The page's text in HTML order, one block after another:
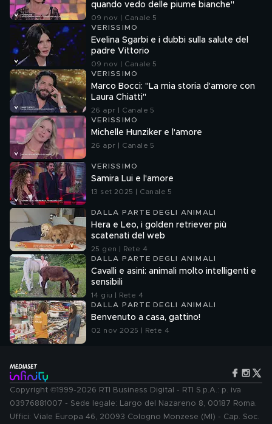
quando vedo delle piume bianche"
09 nov | Canale 5
VERISSIMO
Evelina Sgarbi e i dubbi sulla salute del
padre Vittorio
09 nov | Canale 5
VERISSIMO
Marco Bocci: "La mia storia d'amore con
Laura Chiatti"
26 apr | Canale 5
VERISSIMO
Michelle Hunziker e l'amore
26 apr | Canale 5
VERISSIMO
Samira Lui e l'amore
13 set 2025 | Canale 5
DALLA PARTE DEGLI ANIMALI
Hera e Leo, i golden retriever più
scatenati del web
25 gen | Rete 4
DALLA PARTE DEGLI ANIMALI
Cavalli e asini: animali molto intelligenti e
sensibili
14 giu | Rete 4
DALLA PARTE DEGLI ANIMALI
Benvenuto a casa, gattino!
02 nov 2025 | Rete 4
Copyright ©1999-2026 RTI Business Digital - RTI S.p.A.: p. iva
03976881007 - Sede legale: Largo del Nazareno 8, 00187 Roma.
Uffici: Viale Europa 46, 20093 Cologno Monzese (MI) - Cap. Soc.